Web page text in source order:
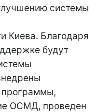
системы
Киева. Благодаря
будут
программы,
ОСМД, проведен